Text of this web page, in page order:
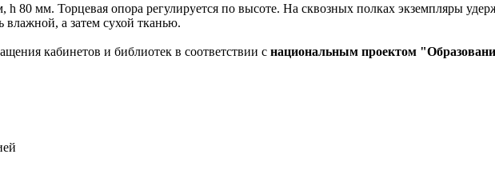
h 80 мм. Торцевая опора регулируется по высоте. На сквозных полках экземпляры
влажной, а затем сухой тканью.
кабинетов и библиотек в соответствии с национальным проектом